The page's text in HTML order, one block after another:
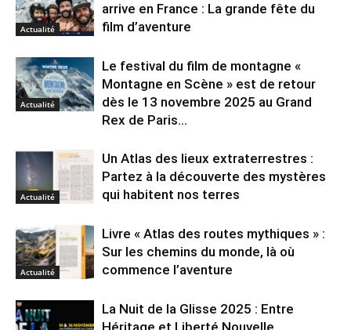
Actualité
arrive en France : La grande fête du
film d’aventure
Actualité
Le festival du film de montagne «
Montagne en Scène » est de retour
dès le 13 novembre 2025 au Grand
Rex de Paris...
Actualité
Un Atlas des lieux extraterrestres :
Partez à la découverte des mystères
qui habitent nos terres
Actualité
Livre « Atlas des routes mythiques » :
Sur les chemins du monde, là où
commence l’aventure
La Nuit de la Glisse 2025 : Entre